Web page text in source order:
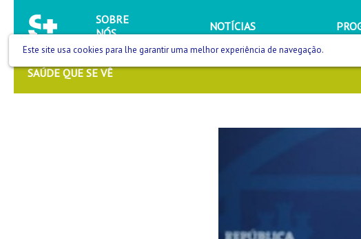
SOBRE
NÓS
NOTÍCIAS
SAÚDE QUE SE VÊ
Este site usa cookies para lhe garantir uma melhor experiência de navegação.